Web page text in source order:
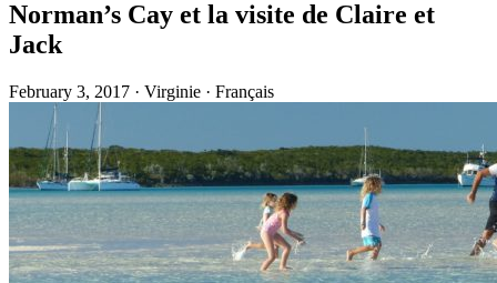
Norman’s Cay et la visite de Claire et
Jack
February 3, 2017 · Virginie · Français